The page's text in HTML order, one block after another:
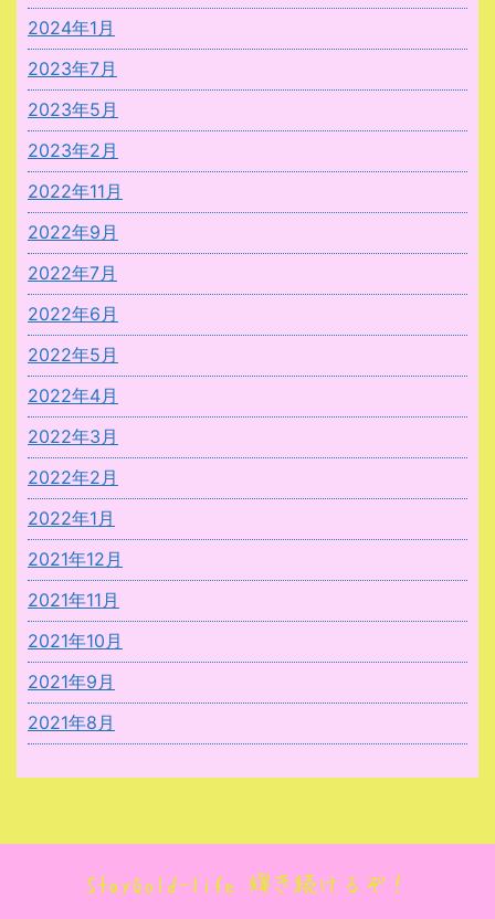
2024年1月
2023年7月
2023年5月
2023年2月
2022年11月
2022年9月
2022年7月
2022年6月
2022年5月
2022年4月
2022年3月
2022年2月
2022年1月
2021年12月
2021年11月
2021年10月
2021年9月
2021年8月